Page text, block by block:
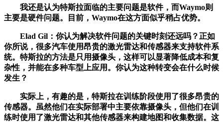
我还是认为特斯拉面临的主要问题是软件，而Waymo则
主要是硬件问题。目前，Waymo在这方面似乎稍占优势。
Elad Gil：你认为解决软件问题的关键时刻还远吗？正如
你所说，很多汽车使用昂贵的激光雷达和传感器来支持软件系
统。特斯拉的方法是只用摄像头，这样可以显著降低成本和复
杂性，并能在多种车型上应用。你认为这种转变会在什么时候
发生？
实际上，有趣的是，特斯拉在训练阶段使用了很多昂贵的
传感器。虽然他们在实际部署中主要依靠摄像头，但他们在训
练时使用了激光雷达和其他传感器来构建地图和收集数据。这